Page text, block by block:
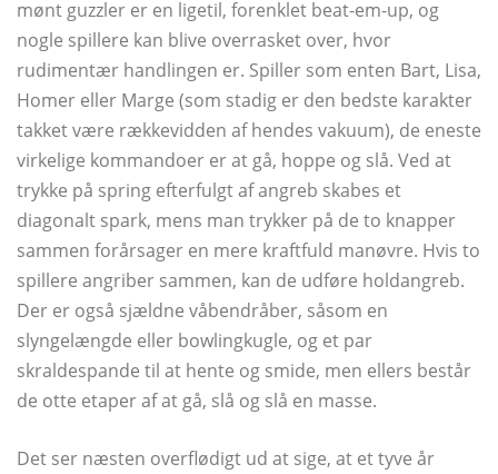
mønt guzzler er en ligetil, forenklet beat-em-up, og
nogle spillere kan blive overrasket over, hvor
rudimentær handlingen er. Spiller som enten Bart, Lisa,
Homer eller Marge (som stadig er den bedste karakter
takket være rækkevidden af ​​hendes vakuum), de eneste
virkelige kommandoer er at gå, hoppe og slå. Ved at
trykke på spring efterfulgt af angreb skabes et
diagonalt spark, mens man trykker på de to knapper
sammen forårsager en mere kraftfuld manøvre. Hvis to
spillere angriber sammen, kan de udføre holdangreb.
Der er også sjældne våbendråber, såsom en
slyngelængde eller bowlingkugle, og et par
skraldespande til at hente og smide, men ellers består
de otte etaper af at gå, slå og slå en masse.
Det ser næsten overflødigt ud at sige, at et tyve år